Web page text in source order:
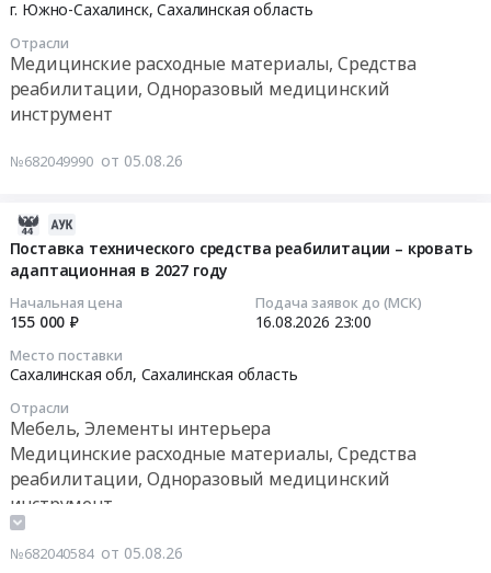
г. Южно-Сахалинск,Сахалинская область
Отрасли
Медицинские расходные материалы, Средства
реабилитации, Одноразовый медицинский
инструмент
№682049990 от 05.08.26
Поставка технического средства реабилитации – кровать
адаптационная в 2027 году
Начальная цена
155 000 ₽
Подача заявок до (МСК)
16.08.2026 23:00
Место поставки
Сахалинская обл, Сахалинская область
Отрасли
Мебель, Элементы интерьера
Медицинские расходные материалы, Средства
реабилитации, Одноразовый медицинский
инструмент
№682040584 от 05.08.26